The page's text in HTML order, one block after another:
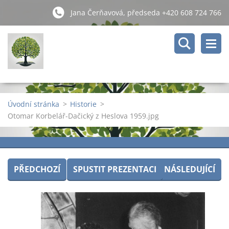
Jana Čerňavová, předseda +420 608 724 766
Úvodní stránka > Historie >
Otomar Korbelář-Dačický z Heslova 1959.jpg
PŘEDCHOZÍ SPUSTIT PREZENTACI NÁSLEDUJÍCÍ